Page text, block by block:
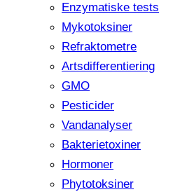
Enzymatiske tests
Mykotoksiner
Refraktometre
Artsdifferentiering
GMO
Pesticider
Vandanalyser
Bakterietoxiner
Hormoner
Phytotoksiner